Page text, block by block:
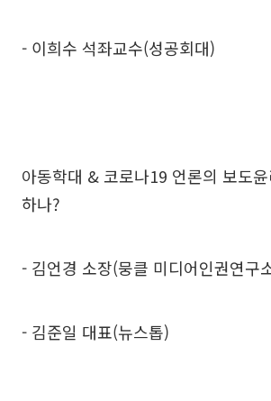
- 이희수 석좌교수(성공회대)
아동학대 & 코로나19 언론의 보도
하나?
- 김언경 소장(뭉클 미디어인권연구
- 김준일 대표(뉴스톱)